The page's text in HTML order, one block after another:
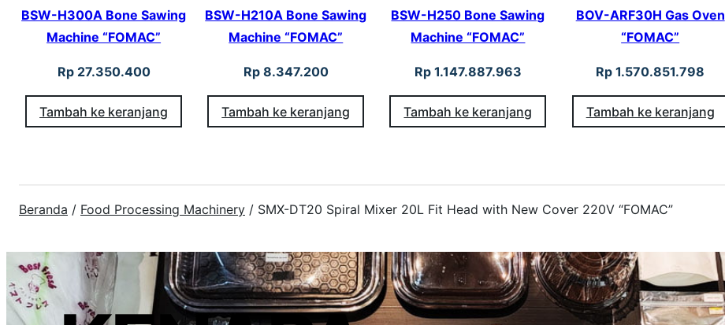
v
e
2
0
F
M
A
C
BSW-H300A Bone Sawing
Machine “FOMAC”
Rp27.350.400
Tambah ke keranjang
BSW-H210A Bone Sawing
Machine “FOMAC”
Rp8.347.200
Tambah ke keranjang
BSW-H250 Bone Sawing
Machine “FOMAC”
Rp1.147.887.963
Tambah ke keranjang
BOV-ARF30H Gas Oven
“FOMAC”
Rp 1.570.851.798
Tambah ke keranjang
Beranda / Food Processing Machinery / SMX-DT20 Spiral Mixer 20L Fit Head with New Cover 220V “FOMAC”